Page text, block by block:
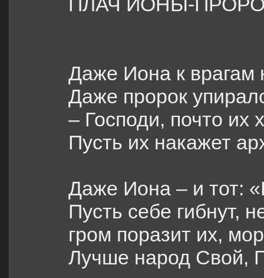
Даже Иона к врагам
Даже пророк
– Господи, почто их
Пусть их накажет
Даже Иона – и тот:
Пусть себе гибнут,
гром поразит их,
Лучше народ Свой,